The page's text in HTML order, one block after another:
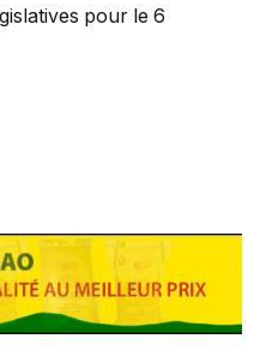
pour le 6